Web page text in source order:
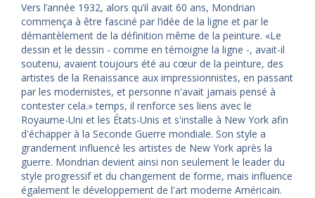
Vers l’année 1932, alors qu’il avait 60 ans, Mondrian
commença à être fasciné par l’idée de la ligne et par le
démantèlement de la définition même de la peinture. «Le
dessin et le dessin - comme en témoigne la ligne -, avait-il
soutenu, avaient toujours été au cœur de la peinture, des
artistes de la Renaissance aux impressionnistes, en passant
par les modernistes, et personne n'avait jamais pensé à
contester cela.» temps, il renforce ses liens avec le
Royaume-Uni et les États-Unis et s'installe à New York afin
d'échapper à la Seconde Guerre mondiale. Son style a
grandement influencé les artistes de New York après la
guerre. Mondrian devient ainsi non seulement le leader du
style progressif et du changement de forme, mais influence
également le développement de l'art moderne Américain.